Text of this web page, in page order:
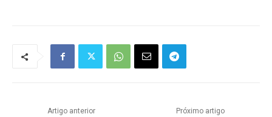
Artigo anterior Próximo artigo